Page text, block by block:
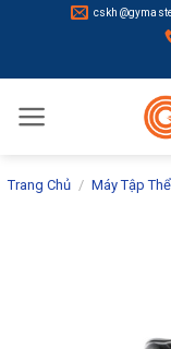
Trang Chủ / Máy Tập